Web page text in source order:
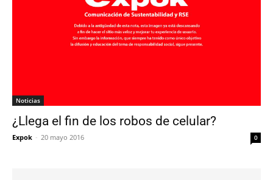
Noticias
¿Llega el fin de los robos de celular?
Expok - 20 mayo 2016 0